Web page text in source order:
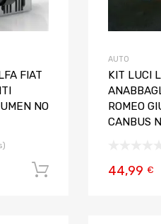
FIAT
NO
Aggiungi al
AUTO
KIT LUCI
ROMEO
CANBUS
44,99 €